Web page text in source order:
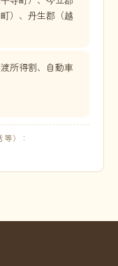
）、丹生郡（越
所得割、自動車
）：